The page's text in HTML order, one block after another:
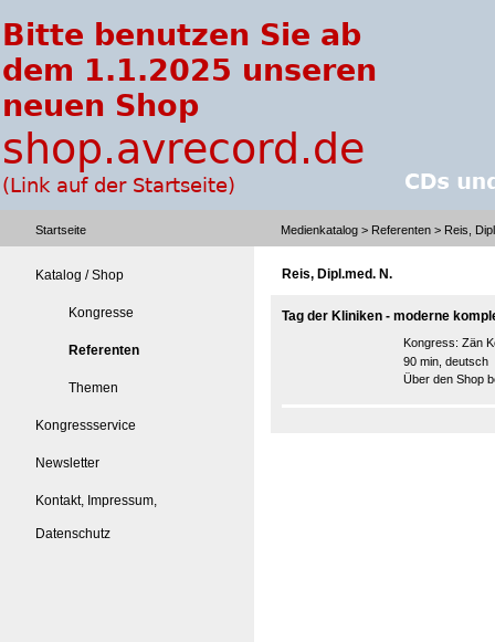
Startseite Medienkatalog > Referenten > Reis,
Katalog / Shop
Kongresse
Referenten
Themen
Kongressservice
Newsletter
Kontakt, Impressum,
Datenschutz
Reis, Dipl.med. N.
Tag der Kliniken - moderne
Kongress: Zän
90 min, deutsch
Über den Shop